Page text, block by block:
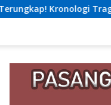
ATR/BPN Nias